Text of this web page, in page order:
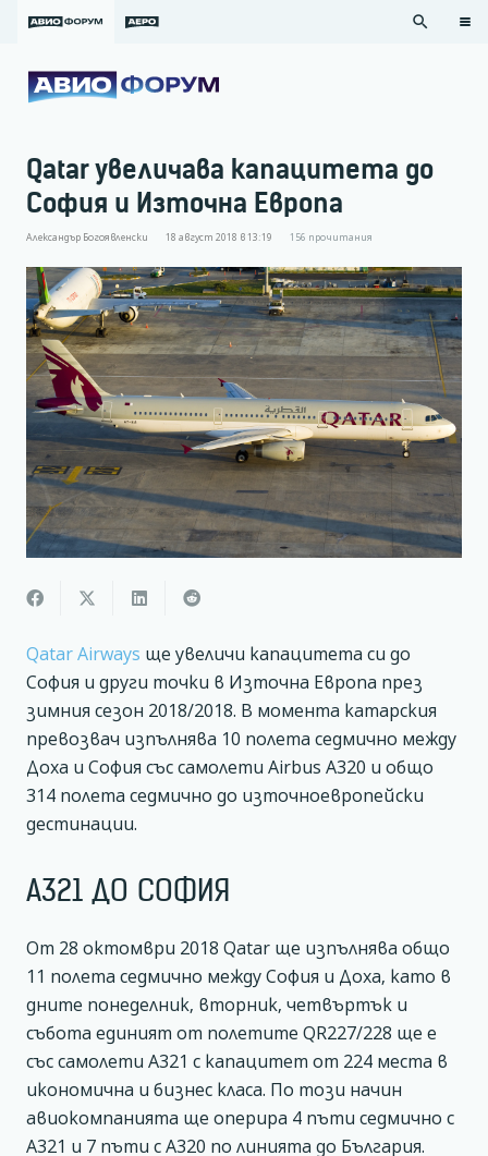
search
Qatar увеличава капацитета до
София и Източна Европа
Александър Богоявленски 18 август 2018 в 13:19 156 прочитания
Qatar Airways ще увеличи капацитета си до
София и други точки в Източна Европа през
зимния сезон 2018/2018. В момента катарския
превозвач изпълнява 10 полета седмично между
Доха и София със самолети Airbus A320 и общо
314 полета седмично до източноевропейски
дестинации.
А321 ДО СОФИЯ
От 28 октомври 2018 Qatar ще изпълнява общо
11 полета седмично между София и Доха, като в
дните понеделник, вторник, четвъртък и
събота единият от полетите QR227/228 ще е
със самолети А321 с капацитет от 224 места в
икономична и бизнес класа. По този начин
авиокомпанията ще оперира 4 пъти седмично с
А321 и 7 пъти с А320 по линията до България.